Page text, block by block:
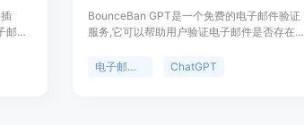
邮件
护
BounceBan GPT是一个免费的电子邮件验证
服务,它可以帮助用户验证电子邮件是否存在、
限次数,准确率高达97%。用户只需要在
电子邮件验证 ChatGPT